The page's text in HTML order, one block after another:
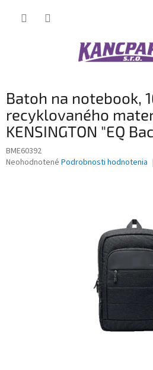
Batoh na notebook,
recyklovaného
KENSINGTON "EQ
BME60392
Priemerné
Neohodnotené Podrobnosti hodnotenia